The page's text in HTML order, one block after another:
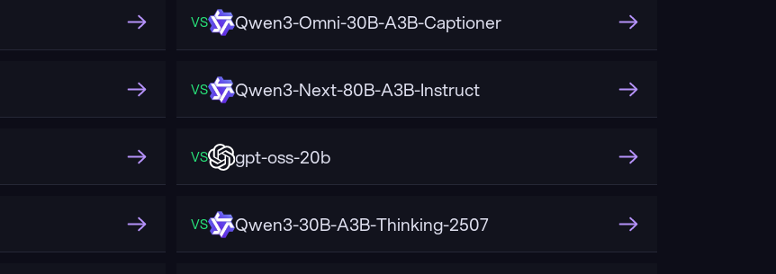
VS Qwen3-Omni-30B-A3B-Captioner
VS Qwen3-Next-80B-A3B-Instruct
VS gpt-oss-20b
VS Qwen3-30B-A3B-Thinking-2507